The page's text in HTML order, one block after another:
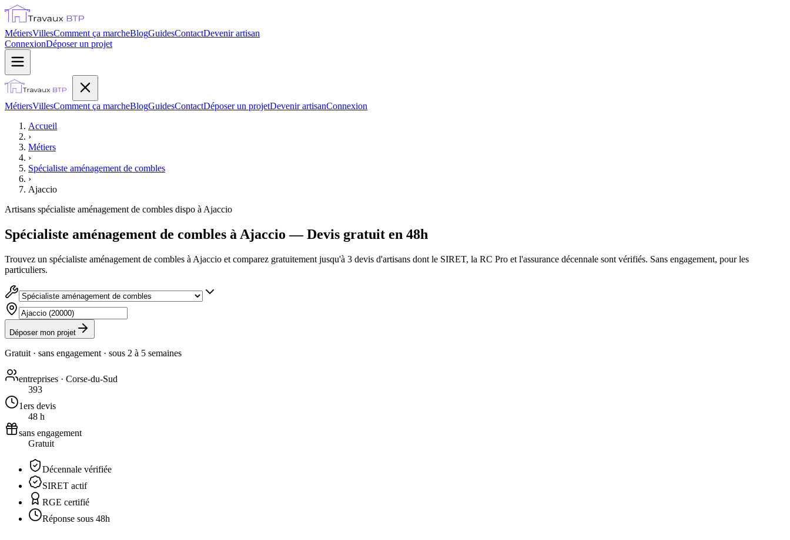
MétiersVillesComment ça marcheBlogGuidesContactDevenir artisan
ConnexionDéposer un projet
MétiersVillesComment ça marcheBlogGuidesContactDéposer un projetDevenir artisanConnexion
Accueil
›
Métiers
›
Spécialiste aménagement de combles
›
Ajaccio
Artisans spécialiste aménagement de combles dispo à Ajaccio
Spécialiste aménagement de combles à Ajaccio — Devis gratuit en 48h
Trouvez un spécialiste aménagement de combles à Ajaccio et comparez gratuitement jusqu'à 3 devis d'artisans dont le SIRET, la RC Pro et l'assurance décennale sont vérifiés. Sans engagement, pour les
particuliers.
Déposer mon projet
Gratuit · sans engagement · sous 2 à 5 semaines
entreprises · Corse-du-Sud
393
1ers devis
48 h
sans engagement
Gratuit
Décennale vérifiée
SIRET actif
RGE certifié
Réponse sous 48h